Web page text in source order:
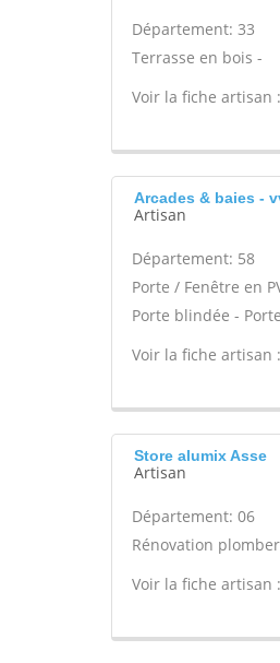
Département: 33
Terrasse en bois -
Voir la fiche artisan :
Arcades & baies -
Artisan
Département: 58
Porte / Fenêtre en
Porte blindée -
Voir la fiche artisan :
Store alumix Asse
Artisan
Département: 06
Rénovation
Voir la fiche artisan :